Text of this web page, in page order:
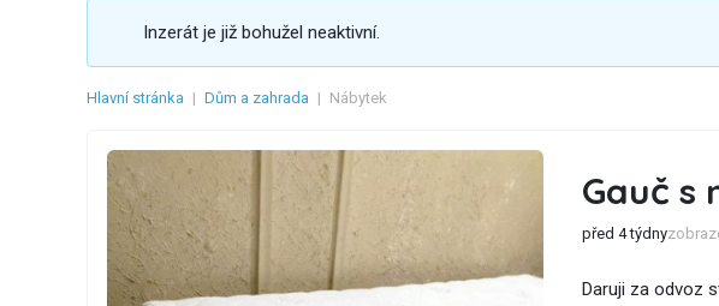
Inzerát je již bohužel neaktivní.
Hlavní stránka | Dům a zahrada | Nábytek
Gauč s
před 4 týdny
Daruji za odvoz